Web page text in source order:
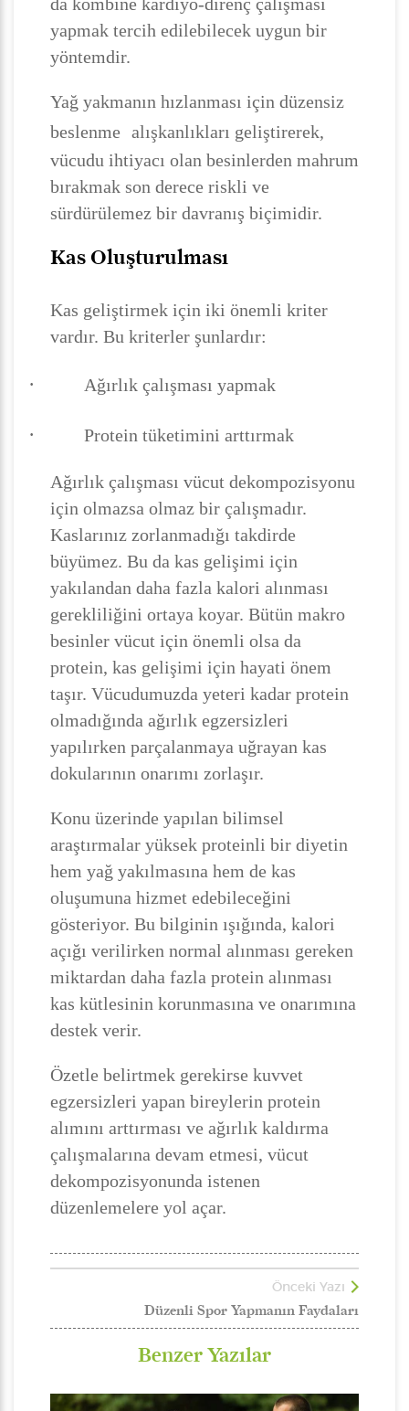
yapmak tercih edilebilecek uygun bir
yöntemdir.
Yağ yakmanın hızlanması için düzensiz
beslenme alışkanlıkları geliştirerek,
vücudu ihtiyacı olan besinlerden mahrum
bırakmak son derece riskli ve
sürdürülemez bir davranış biçimidir.
Kas Oluşturulması
Kas geliştirmek için iki önemli kriter
vardır. Bu kriterler şunlardır:
· Ağırlık çalışması yapmak
· Protein tüketimini arttırmak
Ağırlık çalışması vücut dekompozisyonu
için olmazsa olmaz bir çalışmadır.
Kaslarınız zorlanmadığı takdirde
büyümez. Bu da kas gelişimi için
yakılandan daha fazla kalori alınması
gerekliliğini ortaya koyar. Bütün makro
besinler vücut için önemli olsa da
protein, kas gelişimi için hayati önem
taşır. Vücudumuzda yeteri kadar protein
olmadığında ağırlık egzersizleri
yapılırken parçalanmaya uğrayan kas
dokularının onarımı zorlaşır.
Konu üzerinde yapılan bilimsel
araştırmalar yüksek proteinli bir diyetin
hem yağ yakılmasına hem de kas
oluşumuna hizmet edebileceğini
gösteriyor. Bu bilginin ışığında, kalori
açığı verilirken normal alınması gereken
miktardan daha fazla protein alınması
kas kütlesinin korunmasına ve onarımına
destek verir.
Özetle belirtmek gerekirse kuvvet
egzersizleri yapan bireylerin protein
alımını arttırması ve ağırlık kaldırma
çalışmalarına devam etmesi, vücut
dekompozisyonunda istenen
düzenlemelere yol açar.
Önceki Yazı
Düzenli Spor Yapmanın Faydaları
Benzer Yazılar